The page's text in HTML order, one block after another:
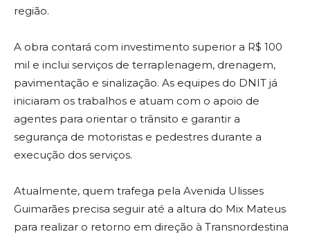
região.
A obra contará com investimento superior a R$ 100
mil e inclui serviços de terraplenagem, drenagem,
pavimentação e sinalização. As equipes do DNIT já
iniciaram os trabalhos e atuam com o apoio de
agentes para orientar o trânsito e garantir a
segurança de motoristas e pedestres durante a
execução dos serviços.
Atualmente, quem trafega pela Avenida Ulisses
Guimarães precisa seguir até a altura do Mix Mateus
para realizar o retorno em direção à Transnordestina